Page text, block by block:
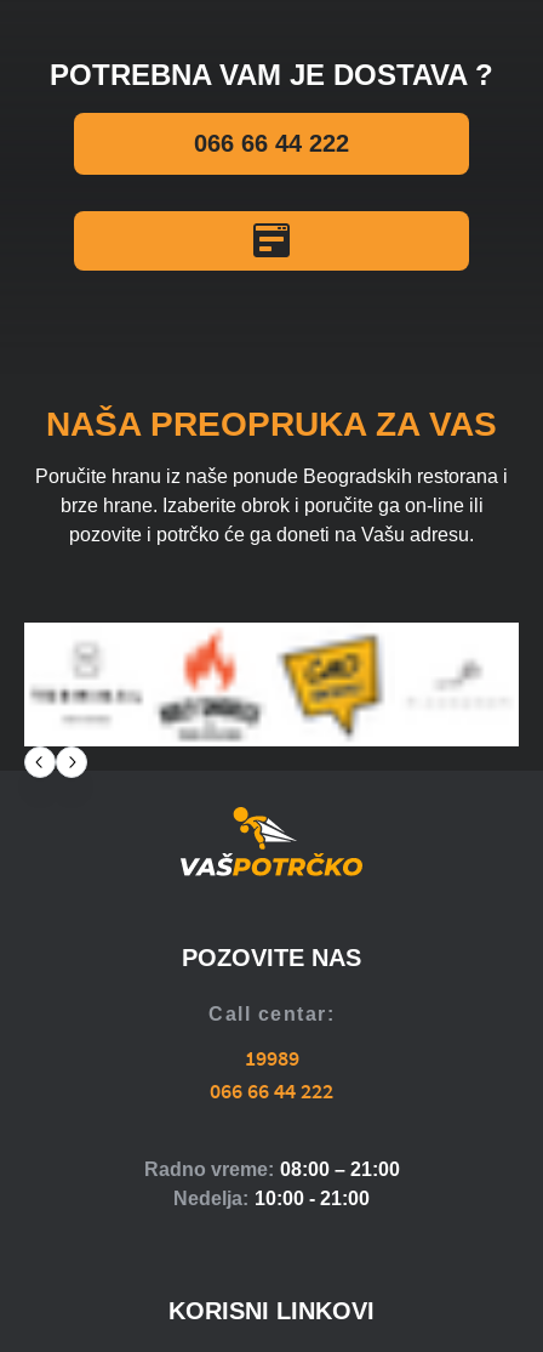
POTREBNA VAM JE DOSTAVA ?
066 66 44 222
NAŠA PREOPRUKA ZA VAS
Poručite hranu iz naše ponude Beogradskih restorana i
brze hrane. Izaberite obrok i poručite ga on-line ili
pozovite i potrčko će ga doneti na Vašu adresu.
POZOVITE NAS
Call centar:
19989
066 66 44 222
Radno vreme: 08:00 – 21:00
Nedelja: 10:00 - 21:00
KORISNI LINKOVI